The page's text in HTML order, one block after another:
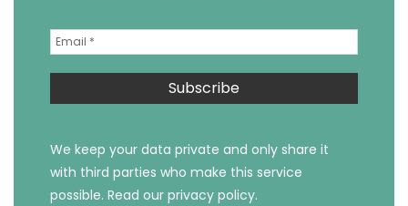
We keep your data private and only share it
with third parties who make this service
possible. Read our privacy policy.